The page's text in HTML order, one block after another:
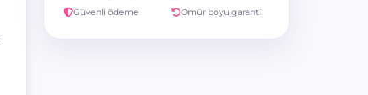
Güvenli ödeme
Ömür boyu garanti